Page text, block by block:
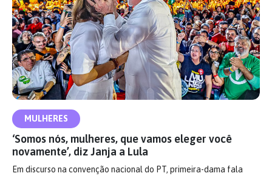
MULHERES
‘Somos nós, mulheres, que vamos eleger você
novamente’, diz Janja a Lula
Em discurso na convenção nacional do PT, primeira-dama fala